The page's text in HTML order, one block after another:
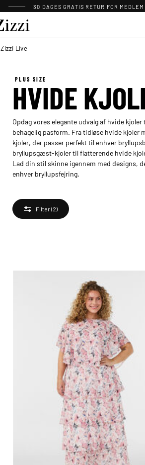
30 DAGES GRATIS RETUR FOR
Zizzi Live
PLUS SIZE
HVIDE
Opdag vores elegante udvalg af hvide
behagelig pasform. Fra tidløse hvide
kjoler, der passer perfekt til enhver
bryllupsgæst-kjoler til flatterende hvide
Lad din stil skinne igennem med designs,
enhver bryllupsfejring.
Filter(2)